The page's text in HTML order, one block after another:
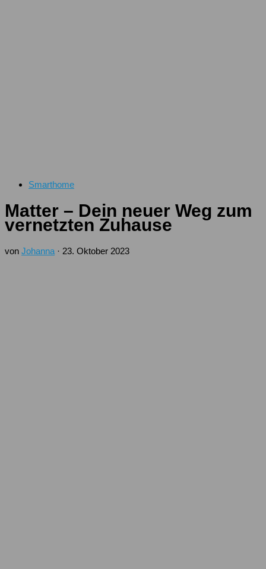
Smarthome
Matter – Dein neuer Weg zum
vernetzten Zuhause
von Johanna · 23. Oktober 2023